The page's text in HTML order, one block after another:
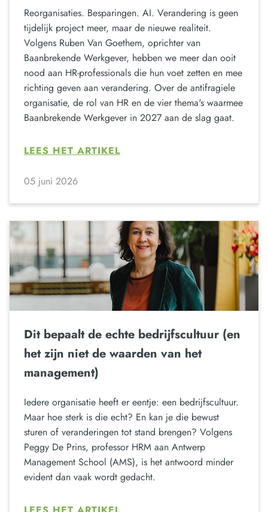
Reorganisaties. Besparingen. AI. Verandering is geen
tijdelijk project meer, maar de nieuwe realiteit.
Volgens Ruben Van Goethem, oprichter van
Baanbrekende Werkgever, hebben we meer dan ooit
nood aan HR-professionals die hun voet zetten en mee
richting geven aan verandering. Over de antifragiele
organisatie, de rol van HR en de vier thema's waarmee
Baanbrekende Werkgever in 2027 aan de slag gaat.
LEES HET ARTIKEL
05 juni 2026
Dit bepaalt de echte bedrijfscultuur (en
het zijn niet de waarden van het
management)
Iedere organisatie heeft er eentje: een bedrijfscultuur.
Maar hoe sterk is die echt? En kan je die bewust
sturen of veranderingen tot stand brengen? Volgens
Peggy De Prins, professor HRM aan Antwerp
Management School (AMS), is het antwoord minder
evident dan vaak wordt gedacht.